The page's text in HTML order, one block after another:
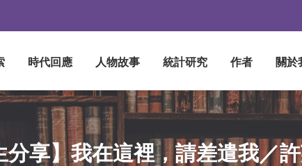
時代回應 人物故事 統計研究 作者 關於
分享】我在這裡，請差遣我／